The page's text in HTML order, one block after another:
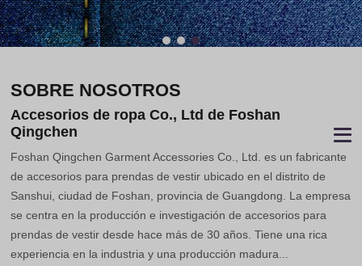
SOBRE NOSOTROS
Accesorios de ropa Co., Ltd de Foshan
Qingchen
Foshan Qingchen Garment Accessories Co., Ltd. es un fabricante
de accesorios para prendas de vestir ubicado en el distrito de
Sanshui, ciudad de Foshan, provincia de Guangdong. La empresa
se centra en la producción e investigación de accesorios para
prendas de vestir desde hace más de 30 años. Tiene una rica
experiencia en la industria y una producción madura...